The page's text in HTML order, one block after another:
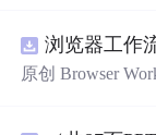
原创 Browser